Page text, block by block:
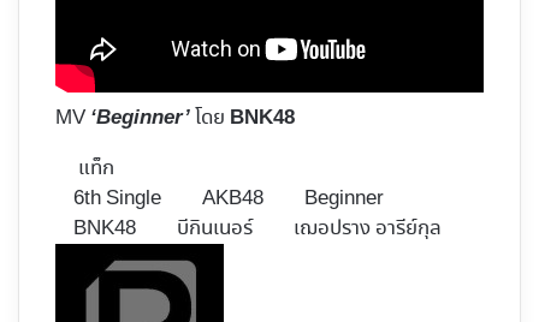
MV ‘Beginner’ โดย BNK48
แท็ก
6th Single
AKB48
Beginner
BNK48
บีกินเนอร์ เฌอปราง อารีย์กุล